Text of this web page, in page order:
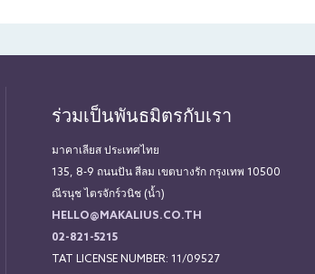
ร่วมเป็นพันธมิตรกับเรา
มาคาเลียส ประเทศไทย
135, 8-9 ถนนปัน สีลม เขตบางรัก กรุงเทพ 10500
ณีรนุช ไตรจักร์วนิช (น้ำ)
HELLO@MAKALIUS.CO.TH
02-821-5215
TAT LICENSE NUMBER: 11/09527